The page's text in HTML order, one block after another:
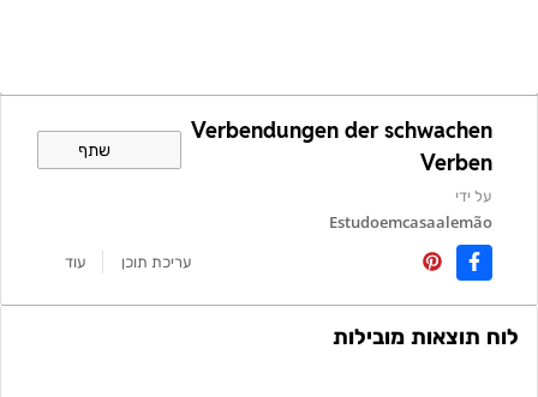
Verbendungen der schwachen
Verben
שתף
על ידי
Estudoemcasaalemão
עריכת תוכן
עוד
לוח תוצאות מובילות